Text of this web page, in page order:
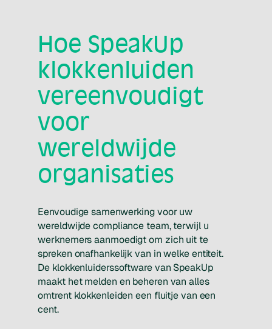
Hoe SpeakUp
klokkenluiden
vereenvoudigt
voor
wereldwijde
organisaties
Eenvoudige samenwerking voor uw
wereldwijde compliance team, terwijl u
werknemers aanmoedigt om zich uit te
spreken onafhankelijk van in welke entiteit.
De klokkenluiderssoftware van SpeakUp
maakt het melden en beheren van alles
omtrent klokkenleiden een fluitje van een
cent.